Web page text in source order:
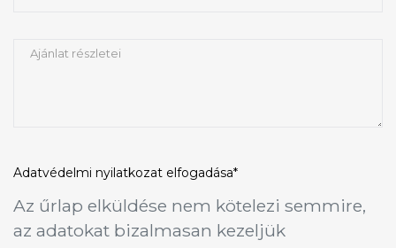
Adatvédelmi nyilatkozat elfogadása*
Az űrlap elküldése nem kötelezi semmire,
az adatokat bizalmasan kezeljük